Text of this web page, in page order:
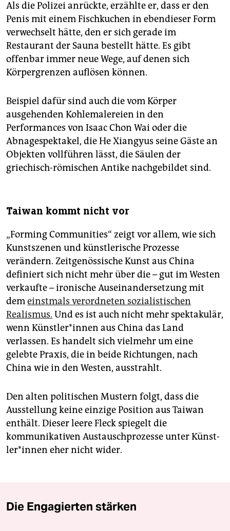
Als die Polizei anrückte, erzählte er, dass er den
Penis mit einem Fischkuchen in ebendieser Form
verwechselt hätte, den er sich gerade im
Restaurant der Sauna bestellt hätte. Es gibt
offenbar immer neue Wege, auf denen sich
Körpergrenzen auflösen können.
Beispiel dafür sind auch die vom Körper
ausgehenden Kohlemalereien in den
Performances von Isaac Chon Wai oder die
Abnagespektakel, die He Xiangyus seine Gäste an
Objekten vollführen lässt, die Säulen der
griechisch-römischen Antike nachgebildet sind.
Taiwan kommt nicht vor
„Forming Communities“ zeigt vor allem, wie sich
Kunstszenen und künstlerische Prozesse
verändern. Zeitgenössische Kunst aus China
definiert sich nicht mehr über die – gut im Westen
verkaufte – ironische Auseinandersetzung mit
demeinstmals verordneten sozialistischen
Realismus. Und es ist auch nicht mehr spektakulär,
wenn Künst­le­r*in­nen aus China das Land
verlassen. Es handelt sich vielmehr um eine
gelebte Praxis, die in beide Richtungen, nach
China wie in den Westen, ausstrahlt.
Den alten politischen Mustern folgt, dass die
Ausstellung keine einzige Position aus Taiwan
enthält. Dieser leere Fleck spiegelt die
kommunikativen Austauschprozesse unter Künst­
le­r*in­nen eher nicht wider.
Die Engagierten stärken